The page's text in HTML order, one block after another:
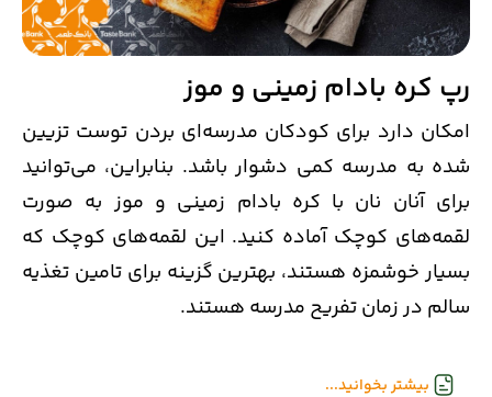
رپ کره بادام زمینی و موز
امکان دارد برای کودکان مدرسه‌ای بردن توست تزیین
شده به مدرسه کمی دشوار باشد. بنابراین، می‌توانید
برای آنان نان با کره بادام زمینی و موز به صورت
لقمه‌های کوچک آماده کنید. این لقمه‌های کوچک که
بسیار خوشمزه هستند، بهترین گزینه برای تامین تغذیه
سالم در زمان تفریح مدرسه هستند.
بیشتر بخوانید...